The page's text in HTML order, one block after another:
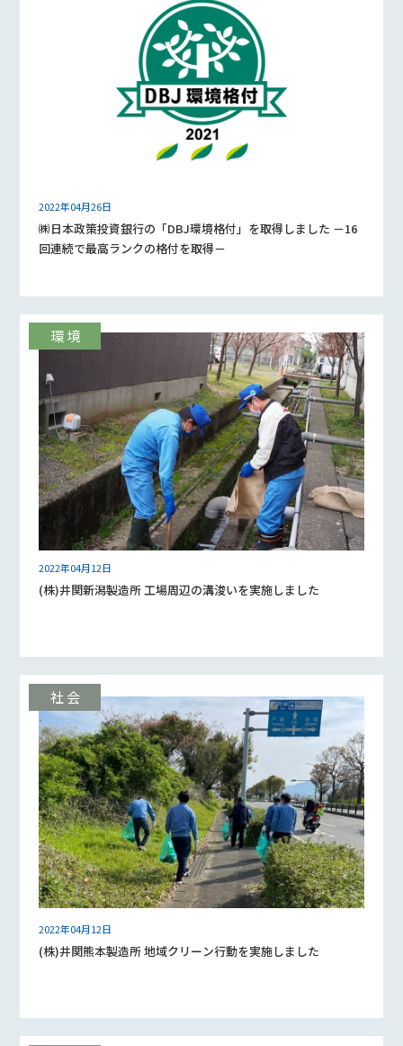
2022年04月26日
㈱日本政策投資銀行の「DBJ環境格付」を取得しました －16
回連続で最高ランクの格付を取得－
2022年04月12日
(株)井関新潟製造所 工場周辺の溝浚いを実施しました
2022年04月12日
(株)井関熊本製造所 地域クリーン行動を実施しました